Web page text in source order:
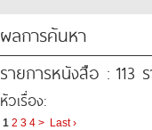
ผลการค้นหา
รายการหนังสือ : 113
หัวเรื่อง:
1 2 3 4 > Last ›